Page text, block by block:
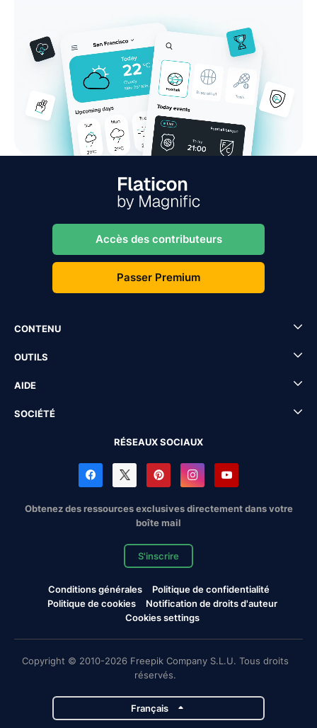
Accès des contributeurs
Passer Premium
CONTENU
OUTILS
AIDE
SOCIÉTÉ
RÉSEAUX SOCIAUX
Obtenez des ressources exclusives directement dans votre
boîte mail
S'inscrire
Conditions générales
Politique de confidentialité
Politique de cookies
Notification de droits d'auteur
Cookies settings
Copyright © 2010-2026 Freepik Company S.L.U. Tous droits
réservés.
Français